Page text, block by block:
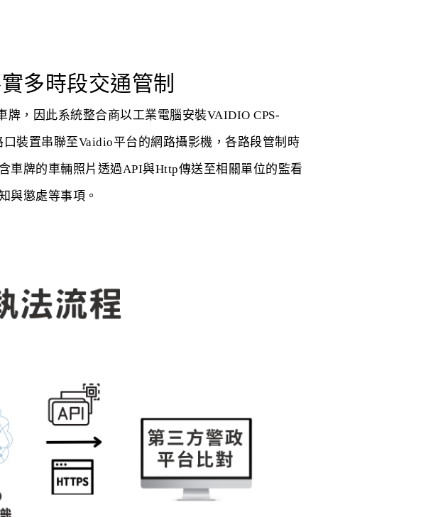
多時段交通管制
，因此系統整合商以工業電腦安裝VAIDIO CPS-
裝置串聯至Vaidio平台的網路攝影機，各路段管制時
車牌的車輛照片透過API與Http傳送至相關單位的監看
與懲處等事項。